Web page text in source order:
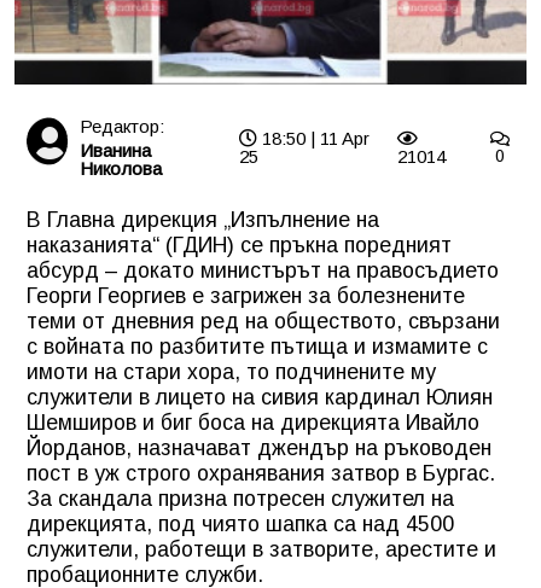
Редактор:
Иванина
Николова
18:50 | 11 Apr
25
21014 0
В Главна дирекция „Изпълнение на
наказанията“ (ГДИН) се пръкна поредният
абсурд – докато министърът на правосъдието
Георги Георгиев е загрижен за болезнените
теми от дневния ред на обществото, свързани
с войната по разбитите пътища и измамите с
имоти на стари хора, то подчинените му
служители в лицето на сивия кардинал Юлиян
Шемширов и биг боса на дирекцията Ивайло
Йорданов, назначават джендър на ръководен
пост в уж строго охранявания затвор в Бургас.
За скандала призна потресен служител на
дирекцията, под чиято шапка са над 4500
служители, работещи в затворите, арестите и
пробационните служби.